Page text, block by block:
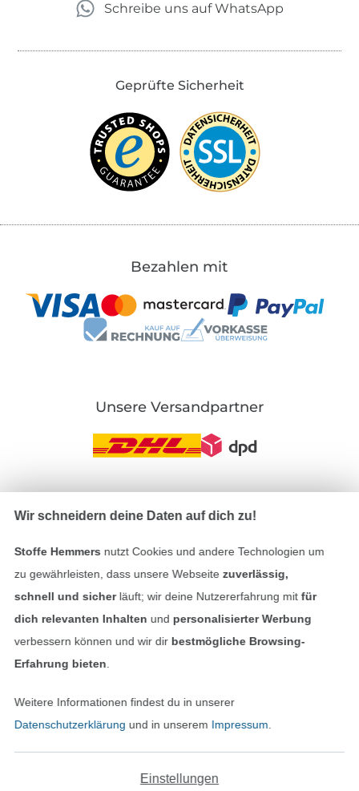
Schreibe uns auf WhatsApp
Geprüfte Sicherheit
Bezahlen mit
Unsere Versandpartner
Impressum
Datenschutz
Kontakt
Bestellung widerrufen
In den deutschen Shop wechseln (aktuell
Wir schneidern deine Daten auf dich zu!
Stoffe Hemmers nutzt Cookies und andere Technologien um
zu gewährleisten, dass unsere Webseite zuverlässig,
schnell und sicherläuft; wir deine Nutzererfahrung mitfür
dich relevanten Inhalten und personalisierter Werbung
verbessern können und wir dir bestmögliche Browsing-
Erfahrung bieten
Weitere Informationen findest du in unserer
Datenschutzerklärung und in unserem Impressum
Einstellungen